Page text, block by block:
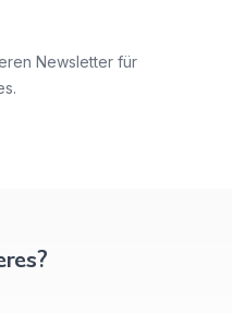
Newsletter für